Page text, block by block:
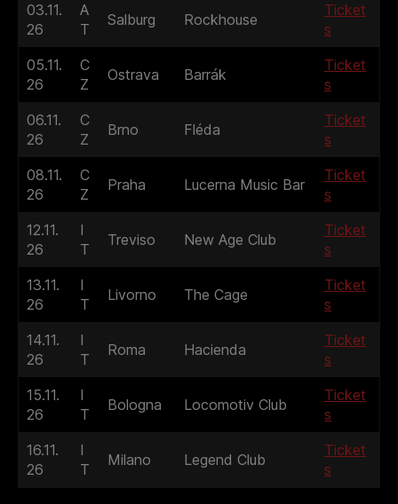
03.11.
26
A
T
Salburg Rockhouse
Ticket
s
05.11.
26
C
Z
Ostrava Barrák
Ticket
s
06.11.
26
C
Z
Brno Fléda
Ticket
s
08.11.
26
C
Z
Praha Lucerna Music Bar
Ticket
s
12.11.
26
I
T
Treviso New Age Club
Ticket
s
13.11.
26
I
T
Livorno The Cage
Ticket
s
14.11.
26
I
T
Roma Hacienda
Ticket
s
15.11.
26
I
T
Bologna Locomotiv Club
Ticket
s
16.11.
26
I
T
Milano Legend Club
Ticket
s